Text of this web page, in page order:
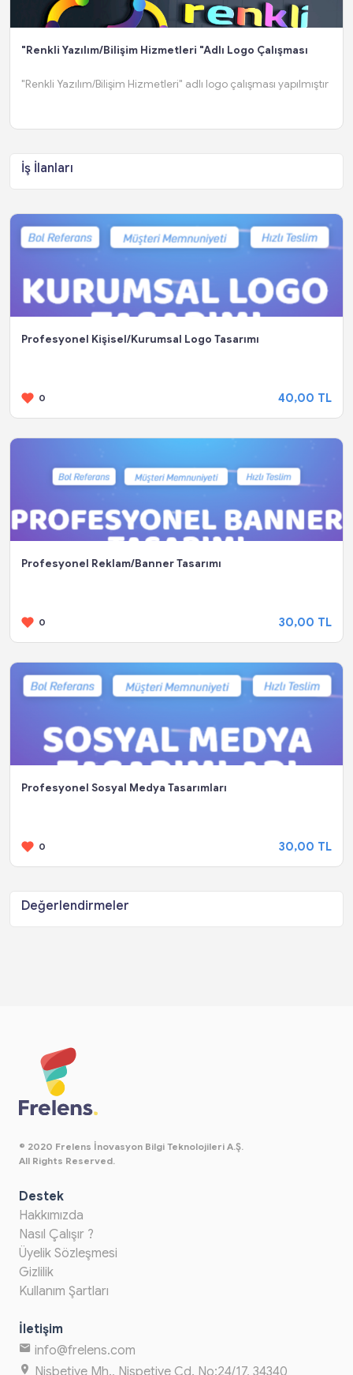
"Renkli Yazılım/Bilişim Hizmetleri "adlı Logo Çalışması
"Renkli Yazılım/Bilişim Hizmetleri" adlı logo çalışması yapılmıştır
İş İlanları
Profesyonel Kişisel/Kurumsal Logo Tasarımı
0 40,00 TL
Profesyonel Reklam/Banner Tasarımı
0 30,00 TL
Profesyonel Sosyal Medya Tasarımları
0 30,00 TL
Değerlendirmeler
© 2020 Frelens İnovasyon Bilgi Teknolojileri A.Ş.
All Rights Reserved.
Destek
Hakkımızda
Nasıl Çalışır ?
Üyelik Sözleşmesi
Gizlilik
Kullanım Şartları
İletişim
info@frelens.com